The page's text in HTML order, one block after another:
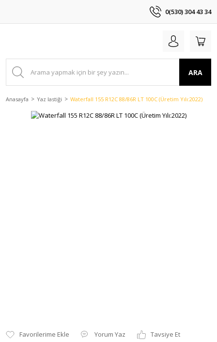
0(530) 304 43 34
ARA
Anasayfa Yaz lastiği Waterfall 155 R12C 88/86R LT 100C (Üretim Yılı:2022)
Yorum Yaz
Tavsiye Et